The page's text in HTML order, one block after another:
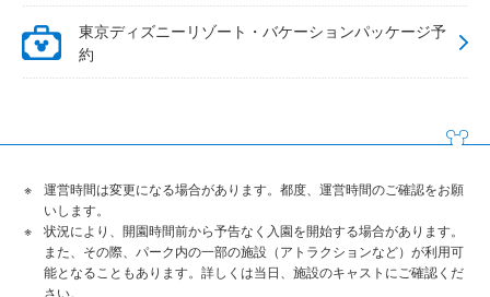
東京ディズニーリゾート・バケーションパッケージ予
約
運営時間は変更になる場合があります。都度、運営時間のご確認をお願
いします。
状況により、開園時間前から予告なく入園を開始する場合があります。
また、その際、パーク内の一部の施設（アトラクションなど）が利用可
能となることもあります。詳しくは当日、施設のキャストにご確認くだ
さい。